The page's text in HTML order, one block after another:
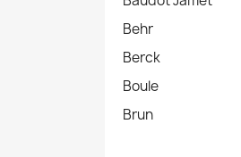
Behr
Berck
Boule
Brun